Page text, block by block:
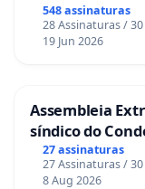
548 assinaturas
28 Assinaturas /
19 Jun 2026
Assembleia
síndico do
La Casa
27 assinaturas
27 Assinaturas /
8 Aug 2026